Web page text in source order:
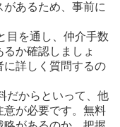
あるため、事前に
目を通し、仲介手数
か確認しましょ
に詳しく質問するの
だからといって、他
が必要です。無料